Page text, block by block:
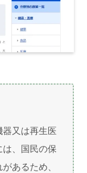
又は再生医
、国民の保
あるため、